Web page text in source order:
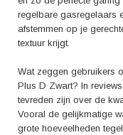
regelbare gasregelaars
afstemmen op je
textuur krijgt.
Wat zeggen gebruikers
Plus D Zwart? In
tevreden zijn over de
Vooral de gelijkmatige
grote hoeveelheden